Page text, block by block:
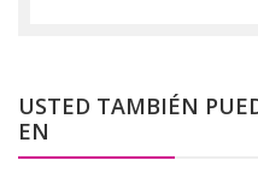
USTED TAMBIÉN
EN